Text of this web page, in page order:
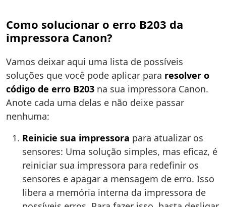
Como solucionar o erro B203 da
impressora Canon?
Vamos deixar aqui uma lista de possíveis
soluções que você pode aplicar para resolver o
código de erro B203 na sua impressora Canon.
Anote cada uma delas e não deixe passar
nenhuma:
Reinicie sua impressora para atualizar os
sensores: Uma solução simples, mas eficaz, é
reiniciar sua impressora para redefinir os
sensores e apagar a mensagem de erro. Isso
libera a memória interna da impressora de